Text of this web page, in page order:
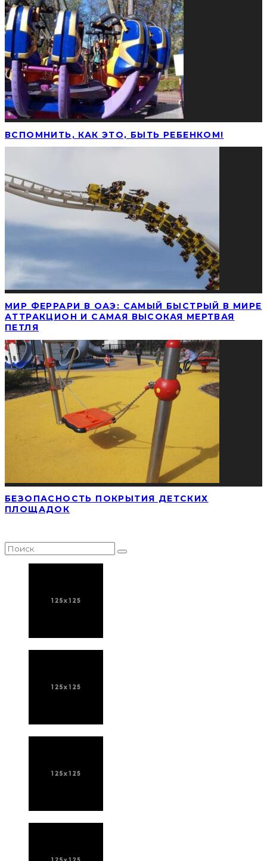
ВСПОМНИТЬ, КАК ЭТО, БЫТЬ РЕБЕНКОМ!
МИР ФЕРРАРИ В ОАЭ: САМЫЙ БЫСТРЫЙ В МИРЕ
АТТРАКЦИОН И САМАЯ ВЫСОКАЯ МЕРТВАЯ
ПЕТЛЯ
БЕЗОПАСНОСТЬ ПОКРЫТИЯ ДЕТСКИХ
ПЛОЩАДОК